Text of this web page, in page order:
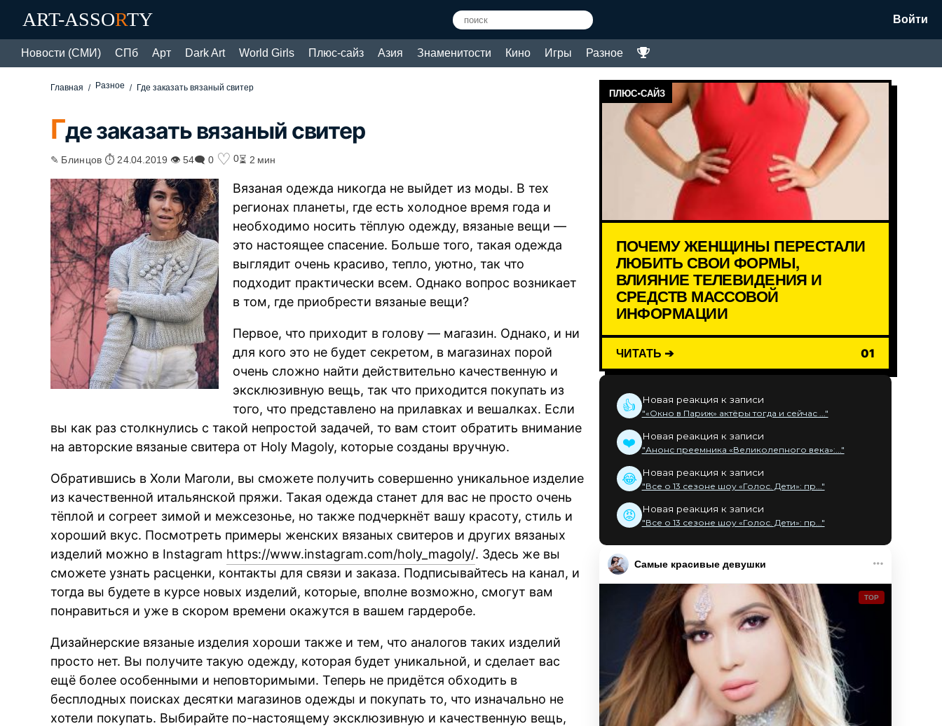
ART-ASSORTY Войти
Новости (СМИ) СПб Арт Dark Art World Girls Плюс-сайз Азия Знаменитости Кино Игры Разное
Главная Разное Где заказать вязаный свитер
Где заказать вязаный свитер
✎ Блинцов ⏱ 24.04.2019 👁 54🗨 0 ♡ 0⏳ 2 мин
Вязаная одежда никогда не выйдет из моды. В тех
регионах планеты, где есть холодное время года и
необходимо носить тёплую одежду, вязаные вещи —
это настоящее спасение. Больше того, такая одежда
выглядит очень красиво, тепло, уютно, так что
подходит практически всем. Однако вопрос возникает
в том, где приобрести вязаные вещи?
Первое, что приходит в голову — магазин. Однако, и ни
для кого это не будет секретом, в магазинах порой
очень сложно найти действительно качественную и
эксклюзивную вещь, так что приходится покупать из
того, что представлено на прилавках и вешалках. Если
вы как раз столкнулись с такой непростой задачей, то вам стоит обратить внимание
на авторские вязаные свитера от Holy Magoly, которые созданы вручную.
Обратившись в Холи Маголи, вы сможете получить совершенно уникальное изделие
из качественной итальянской пряжи. Такая одежда станет для вас не просто очень
тёплой и согреет зимой и межсезонье, но также подчеркнёт вашу красоту, стиль и
хороший вкус. Посмотреть примеры женских вязаных свитеров и других вязаных
изделий можно в Instagram https://www.instagram.com/holy_magoly/. Здесь же вы
сможете узнать расценки, контакты для связи и заказа. Подписывайтесь на канал, и
тогда вы будете в курсе новых изделий, которые, вполне возможно, смогут вам
понравиться и уже в скором времени окажутся в вашем гардеробе.
Дизайнерские вязаные изделия хороши также и тем, что аналогов таких изделий
просто нет. Вы получите такую одежду, которая будет уникальной, и сделает вас
ещё более особенными и неповторимыми. Теперь не придётся обходить в
бесплодных поисках десятки магазинов одежды и покупать то, что изначально не
хотели покупать. Выбирайте по-настоящему эксклюзивную и качественную вещь,
ПЛЮС-САЙЗ
ПОЧЕМУ ЖЕНЩИНЫ ПЕРЕСТАЛИ
ЛЮБИТЬ СВОИ ФОРМЫ,
ВЛИЯНИЕ ТЕЛЕВИДЕНИЯ И
СРЕДСТВ МАССОВОЙ
ИНФОРМАЦИИ
ЧИТАТЬ ➔ 01
👍 Новая реакция к записи
"«Окно в Париж» актёры тогда и сейчас ..."
❤️ Новая реакция к записи
"Анонс преемника «Великолепного века»:..."
😂 Новая реакция к записи
"Все о 13 сезоне шоу «Голос. Дети»: пр..."
😡 Новая реакция к записи
"Все о 13 сезоне шоу «Голос. Дети»: пр..."
Самые красивые девушки
TOP